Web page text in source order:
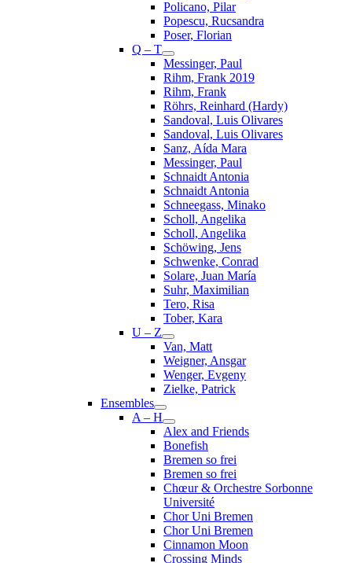
Policano, Pilar
Popescu, Rucsandra
Poser, Florian
Q – T
Messinger, Paul
Rihm, Frank 2019
Rihm, Frank
Röhrs, Reinhard (Hardy)
Sandoval, Luis Olivares
Sandoval, Luis Olivares
Sanz, Aída Mara
Messinger, Paul
Schnaidt Antonia
Schnaidt Antonia
Schneegass, Minako
Scholl, Angelika
Scholl, Angelika
Schöwing, Jens
Schwenke, Conrad
Solare, Juan María
Suhr, Maximilian
Tero, Risa
Tober, Kara
U – Z
Van, Matt
Weigner, Ansgar
Wenger, Evgeny
Zielke, Patrick
Ensembles
A – H
Alex and Friends
Bonefish
Bremen so frei
Bremen so frei
Chœur & Orchestre Sorbonne
Université
Chor Uni Bremen
Chor Uni Bremen
Cinnamon Moon
Crossing Minds